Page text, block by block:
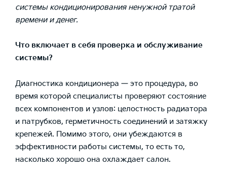
системы кондиционирования ненужной тратой
времени и денег.
Что включает в себя проверка и обслуживание
системы?
Диагностика кондиционера — это процедура, во
время которой специалисты проверяют состояние
всех компонентов и узлов: целостность радиатора
и патрубков, герметичность соединений и затяжку
крепежей. Помимо этого, они убеждаются в
эффективности работы системы, то есть то,
насколько хорошо она охлаждает салон.